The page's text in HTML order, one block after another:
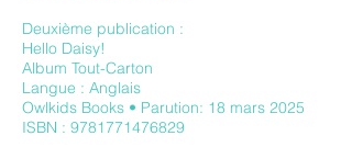
Deuxième publication :
Hello Daisy!
Album Tout-Carton
Langue : Anglais
Owlkids Books • Parution: 18 mars 2025
ISBN : 9781771476829